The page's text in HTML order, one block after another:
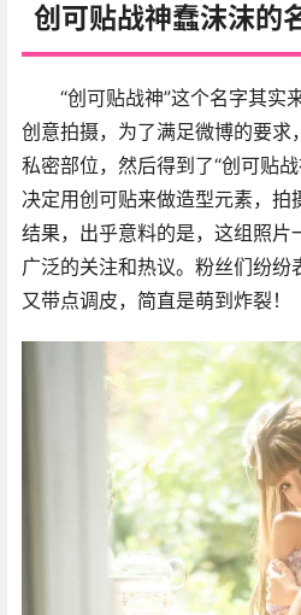
创可贴战神蠢沫沫的
“创可贴战神”这个名字其实
创意拍摄，为了满足微博的要求
私密部位，然后得到了“创可贴战
决定用创可贴来做造型元素，拍
结果，出乎意料的是，这组照片
广泛的关注和热议。粉丝们纷纷
又带点调皮，简直是萌到炸裂！